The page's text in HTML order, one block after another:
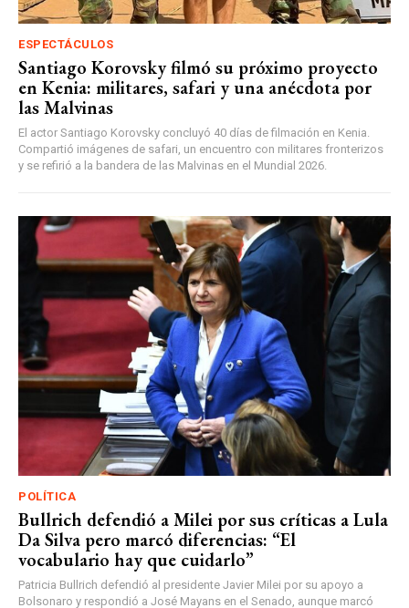
ESPECTÁCULOS
Santiago Korovsky filmó su próximo proyecto
en Kenia: militares, safari y una anécdota por
las Malvinas
El actor Santiago Korovsky concluyó 40 días de filmación en Kenia.
Compartió imágenes de safari, un encuentro con militares fronterizos
y se refirió a la bandera de las Malvinas en el Mundial 2026.
POLÍTICA
Bullrich defendió a Milei por sus críticas a Lula
Da Silva pero marcó diferencias: “El
vocabulario hay que cuidarlo”
Patricia Bullrich defendió al presidente Javier Milei por su apoyo a
Bolsonaro y respondió a José Mayans en el Senado, aunque marcó